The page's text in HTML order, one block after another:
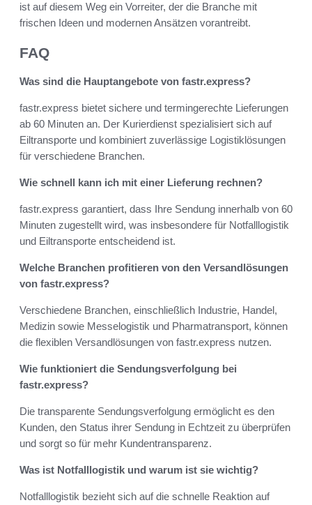
ist auf diesem Weg ein Vorreiter, der die Branche mit
frischen Ideen und modernen Ansätzen vorantreibt.
FAQ
Was sind die Hauptangebote von fastr.express?
fastr.express bietet sichere und termingerechte Lieferungen
ab 60 Minuten an. Der Kurierdienst spezialisiert sich auf
Eiltransporte und kombiniert zuverlässige Logistiklösungen
für verschiedene Branchen.
Wie schnell kann ich mit einer Lieferung rechnen?
fastr.express garantiert, dass Ihre Sendung innerhalb von 60
Minuten zugestellt wird, was insbesondere für Notfalllogistik
und Eiltransporte entscheidend ist.
Welche Branchen profitieren von den Versandlösungen
von fastr.express?
Verschiedene Branchen, einschließlich Industrie, Handel,
Medizin sowie Messelogistik und Pharmatransport, können
die flexiblen Versandlösungen von fastr.express nutzen.
Wie funktioniert die Sendungsverfolgung bei
fastr.express?
Die transparente Sendungsverfolgung ermöglicht es den
Kunden, den Status ihrer Sendung in Echtzeit zu überprüfen
und sorgt so für mehr Kundentransparenz.
Was ist Notfalllogistik und warum ist sie wichtig?
Notfalllogistik bezieht sich auf die schnelle Reaktion auf